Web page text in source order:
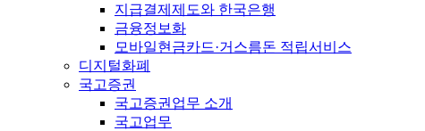
지급결제제도와 한국은행
금융정보화
모바일현금카드·거스름돈 적립서비스
디지털화폐
국고증권
국고증권업무 소개
국고업무